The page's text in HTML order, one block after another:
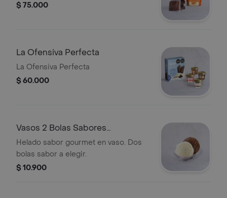
$ 75.000
La Ofensiva Perfecta
La Ofensiva Perfecta
$ 60.000
Vasos 2 Bolas Sabores
Tradicionales
Helado sabor gourmet en vaso. Dos
bolas sabor a elegir.
$ 10.900